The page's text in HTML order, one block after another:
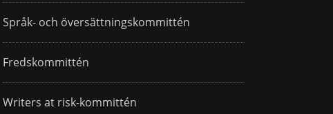
Språk- och översättningskommittén
Fredskommittén
Writers at risk-kommittén